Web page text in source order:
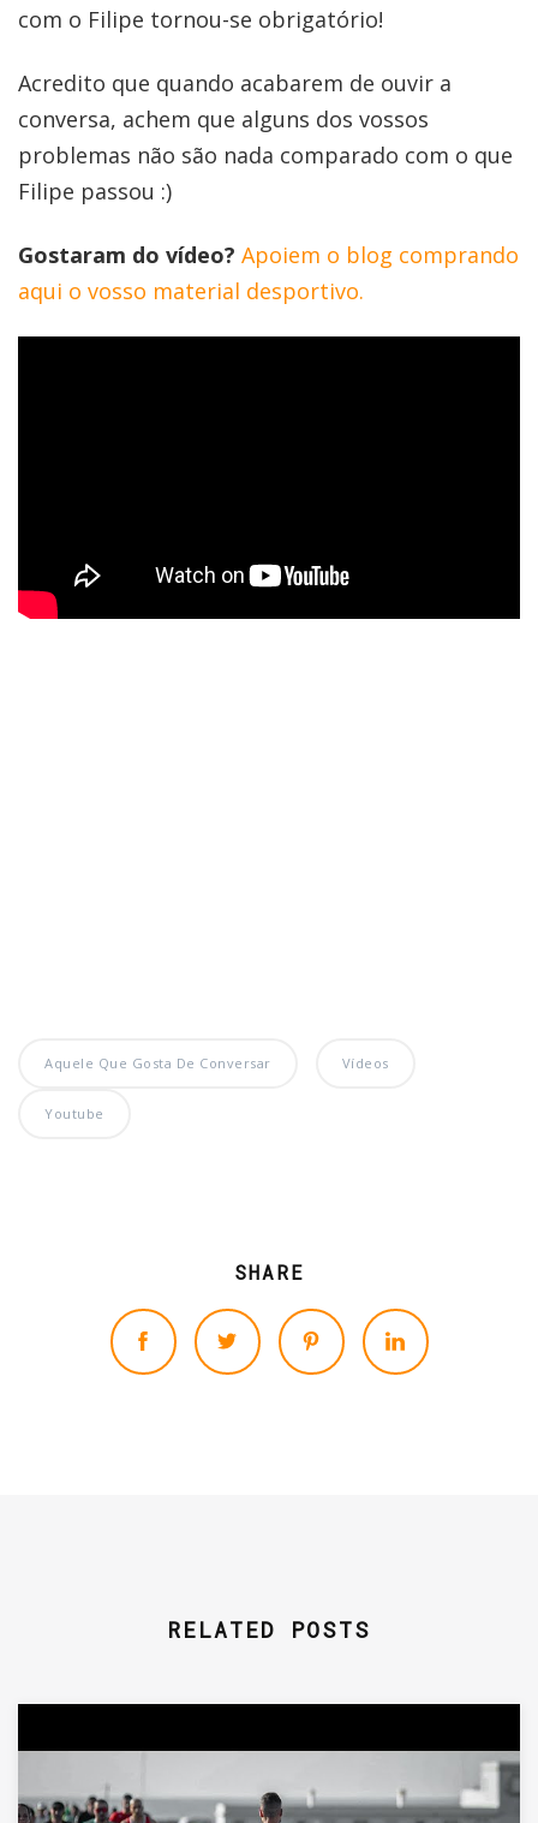
com o Filipe tornou-se obrigatório!
Acredito que quando acabarem de ouvir a
conversa, achem que alguns dos vossos
problemas não são nada comparado com o que
Filipe passou :)
Gostaram do vídeo? Apoiem o blog comprando
aqui o vosso material desportivo.
Aquele Que Gosta De Conversar Vídeos
Youtube
SHARE
RELATED POSTS